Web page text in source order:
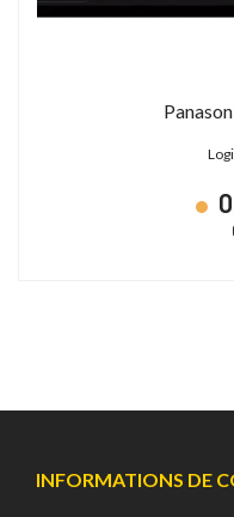
INFORMATIONS DE